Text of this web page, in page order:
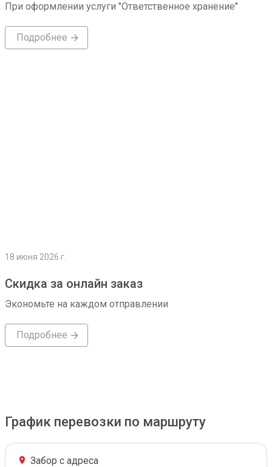
При оформлении услуги "Ответственное хранение"
Подробнее
18 июня 2026 г.
Скидка за онлайн заказ
Экономьте на каждом отправлении
Подробнее
График перевозки по маршруту
Забор с адреса